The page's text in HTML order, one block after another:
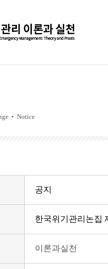
• Notice
공지
한국위기관리논집
이론과실천